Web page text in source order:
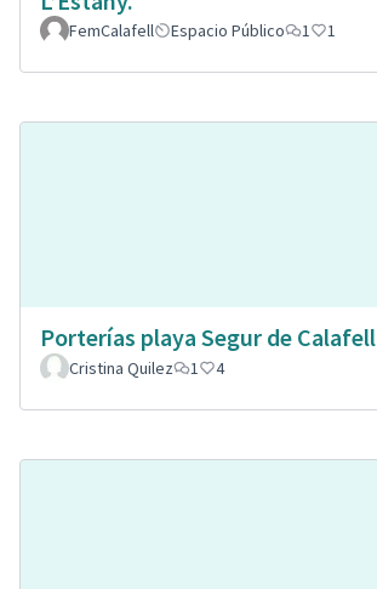
FemCalafell Espacio Público 1 1
Porterías playa Segur de Calafell
Cristina Quilez
1 4